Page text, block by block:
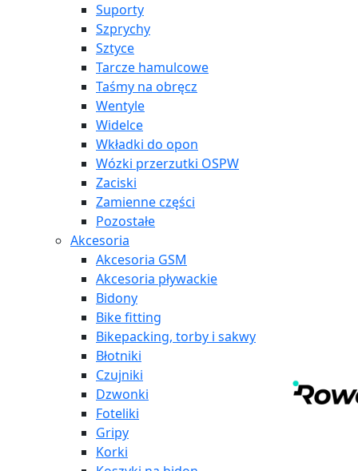
Suporty
Szprychy
Sztyce
Tarcze hamulcowe
Taśmy na obręcz
Wentyle
Widelce
Wkładki do opon
Wózki przerzutki OSPW
Zaciski
Zamienne części
Pozostałe
Akcesoria
Akcesoria GSM
Akcesoria pływackie
Bidony
Bike fitting
Bikepacking, torby i sakwy
Błotniki
Czujniki
Dzwonki
Foteliki
Gripy
Korki